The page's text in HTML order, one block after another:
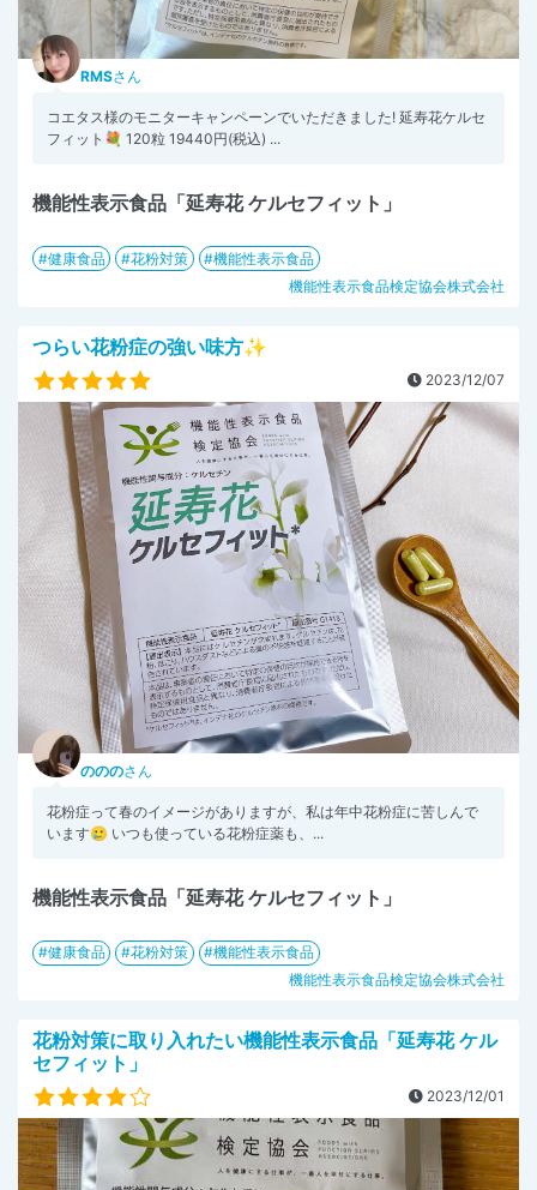
RMSさん
コエタス様のモニターキャンペーンでいただきました! 延寿花ケルセ
フィット💐 120粒 19440円(税込) ...
機能性表示食品「延寿花 ケルセフィット」
健康食品 花粉対策
機能性表示食品
機能性表示食品検定協会株式会社
つらい花粉症の強い味方✨
2023/12/07
のののさん
花粉症って春のイメージがありますが、私は年中花粉症に苦しんで
います🥲 いつも使っている花粉症薬も、...
機能性表示食品「延寿花 ケルセフィット」
健康食品 花粉対策
機能性表示食品
機能性表示食品検定協会株式会社
花粉対策に取り入れたい機能性表示食品「延寿花 ケル
セフィット」
2023/12/01